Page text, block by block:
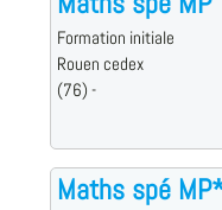
Formation initiale
Rouen cedex
(76) -
Maths spé